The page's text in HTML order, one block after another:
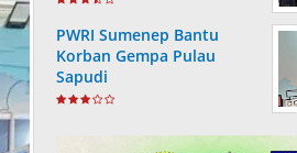
PWRI Sumenep Bantu
Korban Gempa Pulau
Sapudi